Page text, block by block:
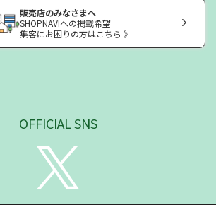
販売店のみなさまへ
SHOPNAVIへの掲載希望
集客にお困りの方はこちら 》
OFFICIAL SNS